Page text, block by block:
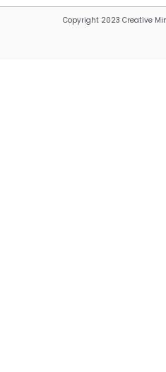
Copyright 2023 Creative